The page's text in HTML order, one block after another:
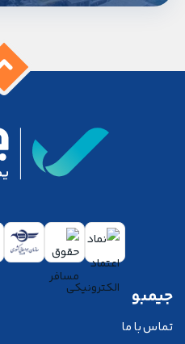
جیمبو
تماس با ما